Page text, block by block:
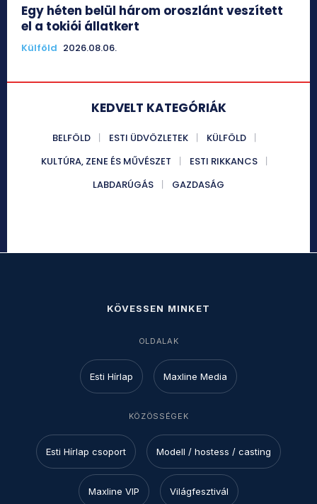
Egy héten belül három oroszlánt veszített
el a tokiói állatkert
Külföld 2026.08.06.
KEDVELT KATEGÓRIÁK
BELFÖLD ESTI ÜDVÖZLETEK
KÜLFÖLD
KULTÚRA, ZENE ÉS MŰVÉSZET
ESTI RIKKANCS
LABDARÚGÁS
GAZDASÁG
KÖVESSEN MINKET
OLDALAK
Esti Hírlap Maxline Media
KÖZÖSSÉGEK
Esti Hírlap csoport Modell / hostess / casting
Maxline VIP Világfesztivál